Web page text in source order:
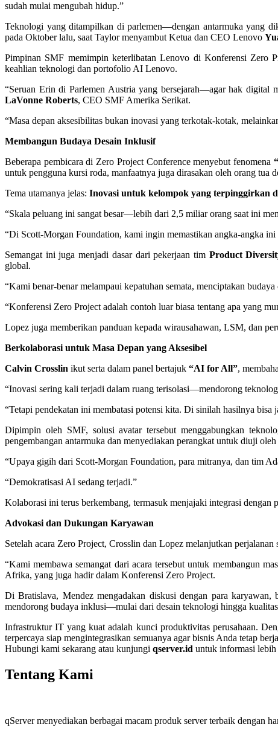
sudah mulai mengubah hidup.”
Teknologi yang ditampilkan di parlemen—dengan antarmuka yang
pada Oktober lalu, saat Taylor menyambut Ketua dan CEO Lenovo
Pimpinan SMF memimpin keterlibatan Lenovo di Konferensi Zero
keahlian teknologi dan portofolio AI Lenovo.
“Seruan Erin di Parlemen Austria yang bersejarah—agar hak digital
LaVonne Roberts, CEO SMF Amerika Serikat.
“Masa depan aksesibilitas bukan inovasi yang terkotak-kotak,
Membangun Budaya Desain Inklusif
Beberapa pembicara di Zero Project Conference menyebut fenomena
untuk pengguna kursi roda, manfaatnya juga dirasakan oleh orang tua
Tema utamanya jelas: Inovasi untuk kelompok yang terpinggirkan
“Skala peluang ini sangat besar—lebih dari 2,5 miliar orang saat ini
“Di Scott-Morgan Foundation, kami ingin memastikan angka-angka
Semangat ini juga menjadi dasar dari pekerjaan tim Product
global.
“Kami benar-benar melampaui kepatuhan semata, menciptakan
“Konferensi Zero Project adalah contoh luar biasa tentang apa yang
Lopez juga memberikan panduan kepada wirausahawan, LSM, dan
Berkolaborasi untuk Masa Depan yang Aksesibel
Calvin Crosslin ikut serta dalam panel bertajuk “AI for All”,
“Inovasi sering kali terjadi dalam ruang terisolasi—mendorong
“Tetapi pendekatan ini membatasi potensi kita. Di sinilah hasilnya
Dipimpin oleh SMF, solusi avatar tersebut menggabungkan
pengembangan antarmuka dan menyediakan perangkat untuk diuji
“Upaya gigih dari Scott-Morgan Foundation, para mitranya, dan tim
“Demokratisasi AI sedang terjadi.”
Kolaborasi ini terus berkembang, termasuk menjajaki integrasi
Advokasi dan Dukungan Karyawan
Setelah acara Zero Project, Crosslin dan Lopez melanjutkan perjalanan
“Kami membawa semangat dari acara tersebut untuk membangun
Afrika, yang juga hadir dalam Konferensi Zero Project.
Di Bratislava, Mendez mengadakan diskusi dengan para
mendorong budaya inklusi—mulai dari desain teknologi hingga
Infrastruktur IT yang kuat adalah kunci produktivitas perusahaan.
terpercaya siap mengintegrasikan semuanya agar bisnis Anda tetap
Hubungi kami sekarang atau kunjungi qserver.id untuk informasi
Tentang Kami
qServer menyediakan berbagai macam produk server terbaik dengan